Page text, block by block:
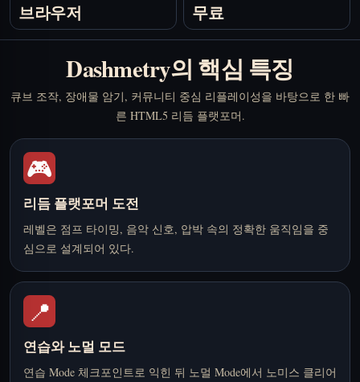
브라우저 무료
Dashmetry의 핵심 특징
큐브 조작, 장애물 암기, 커뮤니티 중심 리플레이성을 바탕으로 한 빠
른 HTML5 리듬 플랫포머.
🎮
리듬 플랫포머 도전
레벨은 점프 타이밍, 음악 신호, 압박 속의 정확한 움직임을 중
심으로 설계되어 있다.
📍
연습와 노멀 모드
연습 Mode 체크포인트로 익힌 뒤 노멀 Mode에서 노미스 클리어